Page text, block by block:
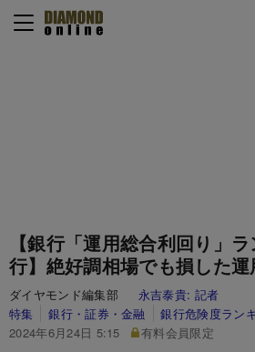
【銀行「運用総合利回り」
行】絶好調相場でも損した運
ダイヤモンド編集部 永吉泰貴: 記者
特集
銀行・証券・金融
銀行危険度ラン
2024年6月24日 5:15
有料会員限定